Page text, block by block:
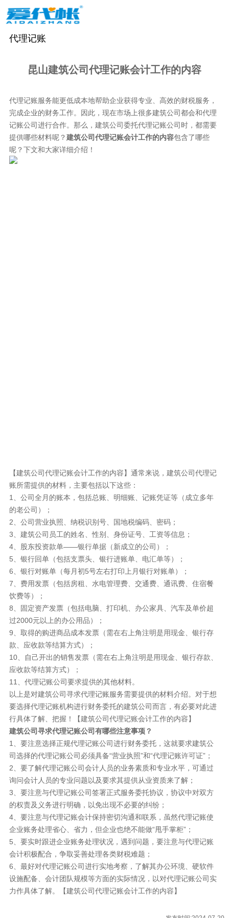
代理记账
昆山建筑公司代理记账会计工作的内容
代理记账服务能更低成本地帮助企业获得专业、高效的财税服务，
完成企业的财务工作。因此，现在市场上很多建筑公司都会和代理
记账公司进行合作。那么，建筑公司委托代理记账公司时，都需要
提供哪些材料呢？建筑公司代理记账会计工作的内容包含了哪些
呢？下文和大家详细介绍！
【建筑公司代理记账会计工作的内容】通常来说，建筑公司代理记
账所需提供的材料，主要包括以下这些：
1、公司全月的账本，包括总账、明细账、记账凭证等（成立多年
的老公司）；
2、公司营业执照、纳税识别号、国地税编码、密码；
3、建筑公司员工的姓名、性别、身份证号、工资等信息；
4、股东投资款单——银行单据（新成立的公司）；
5、银行回单（包括支票头、银行进账单、电汇单等）；
6、银行对账单（每月初5号左右打印上月银行对账单）；
7、费用发票（包括房租、水电管理费、交通费、通讯费、住宿餐
饮费等）；
8、固定资产发票（包括电脑、打印机、办公家具、汽车及单价超
过2000元以上的办公用品）；
9、取得的购进商品成本发票（需在右上角注明是用现金、银行存
款、应收款等结算方式）；
10、自己开出的销售发票（需在右上角注明是用现金、银行存款、
应收款等结算方式）；
11、代理记账公司要求提供的其他材料。
以上是对建筑公司寻求代理记账服务需要提供的材料介绍。对于想
要选择代理记账机构进行财务委托的建筑公司而言，有必要对此进
行具体了解、把握！【建筑公司代理记账会计工作的内容】
建筑公司寻求代理记账公司有哪些注意事项？
1、要注意选择正规代理记账公司进行财务委托，这就要求建筑公
司选择的代理记账公司必须具备“营业执照”和“代理记账许可证”；
2、要了解代理记账公司会计人员的业务素质和专业水平，可通过
询问会计人员的专业问题以及要求其提供从业资质来了解；
3、要注意与代理记账公司签署正式服务委托协议，协议中对双方
的权责及义务进行明确，以免出现不必要的纠纷；
4、要注意与代理记账会计保持密切沟通和联系，虽然代理记账使
企业账务处理省心、省力，但企业也绝不能做“甩手掌柜”；
5、要实时跟进企业账务处理状况，遇到问题，要注意与代理记账
会计积极配合，争取妥善处理各类财税难题；
6、最好对代理记账公司进行实地考察，了解其办公环境、硬软件
设施配备、会计团队规模等方面的实际情况，以对代理记账公司实
力作具体了解。【建筑公司代理记账会计工作的内容】